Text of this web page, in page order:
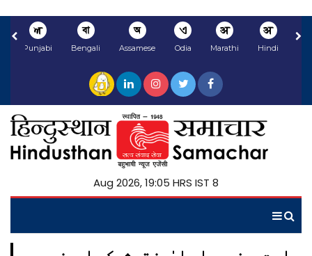
अ
Hindi
अ
Marathi
ଏ
Odia
অ
Assamese
বা
Bengali
ਅ
Punjabi
8 Aug 2026, 19:05 HRS IST